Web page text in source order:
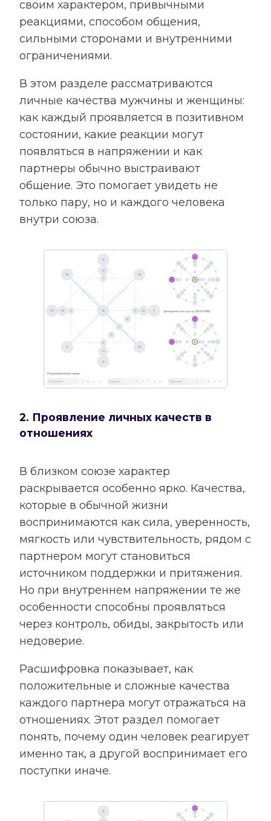
своим характером, привычными
реакциями, способом общения,
сильными сторонами и внутренними
ограничениями.
В этом разделе рассматриваются
личные качества мужчины и женщины:
как каждый проявляется в позитивном
состоянии, какие реакции могут
появляться в напряжении и как
партнеры обычно выстраивают
общение. Это помогает увидеть не
только пару, но и каждого человека
внутри союза.
2. Проявление личных качеств в
отношениях
В близком союзе характер
раскрывается особенно ярко. Качества,
которые в обычной жизни
воспринимаются как сила, уверенность,
мягкость или чувствительность, рядом с
партнером могут становиться
источником поддержки и притяжения.
Но при внутреннем напряжении те же
особенности способны проявляться
через контроль, обиды, закрытость или
недоверие.
Расшифровка показывает, как
положительные и сложные качества
каждого партнера могут отражаться на
отношениях. Этот раздел помогает
понять, почему один человек реагирует
именно так, а другой воспринимает его
поступки иначе.